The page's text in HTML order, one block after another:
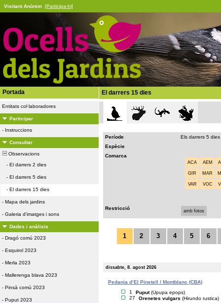
Visitant Anònim [Participa-hi]
Portada
Entitats col·laboradores
Participar
- Instruccions
Consultar
Observacions
- El darrers 2 dies
- El darrers 5 dies
- El darrers 15 dies
- Mapa dels jardins
- Galeria d'imatges i sons
Dades i anàlisis
- Dragó comú 2023
- Esquirol 2023
- Merla 2023
- Mallerenga blava 2023
- Pinsà comú 2023
- Puput 2023
El darrers 15 dies
Període
Els darrers 5 dies
Espècie
Comarca
ACA AEM
GIR MAR
VAR VOC
Restricció amb fotos
1 2 3 4 5 6
dissabte, 8. agost 2026
Pedania d’El Pinetell / Montblanc (CBA)
1
Puput (Upupa epops)
27
Orenetes vulgars (Hirundo rustica)